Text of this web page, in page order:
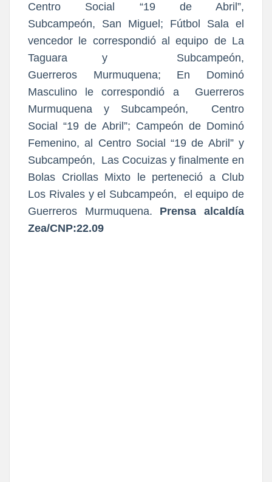
Centro Social “19 de Abril”,
Subcampeón, San Miguel; Fútbol Sala el
vencedor le correspondió al equipo de La
Taguara y Subcampeón,
Guerreros Murmuquena; En Dominó
Masculino le correspondió a Guerreros
Murmuquena y Subcampeón, Centro
Social “19 de Abril”; Campeón de Dominó
Femenino, al Centro Social “19 de Abril” y
Subcampeón, Las Cocuizas y finalmente en
Bolas Criollas Mixto le perteneció a Club
Los Rivales y el Subcampeón, el equipo de
Guerreros Murmuquena. Prensa alcaldía
Zea/CNP:22.09